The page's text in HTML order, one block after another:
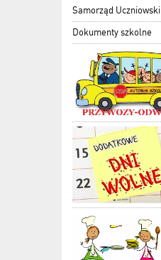
Samorząd Uczniowski
Dokumenty szkolne